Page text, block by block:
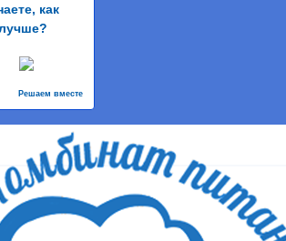
как
Решаем вместе